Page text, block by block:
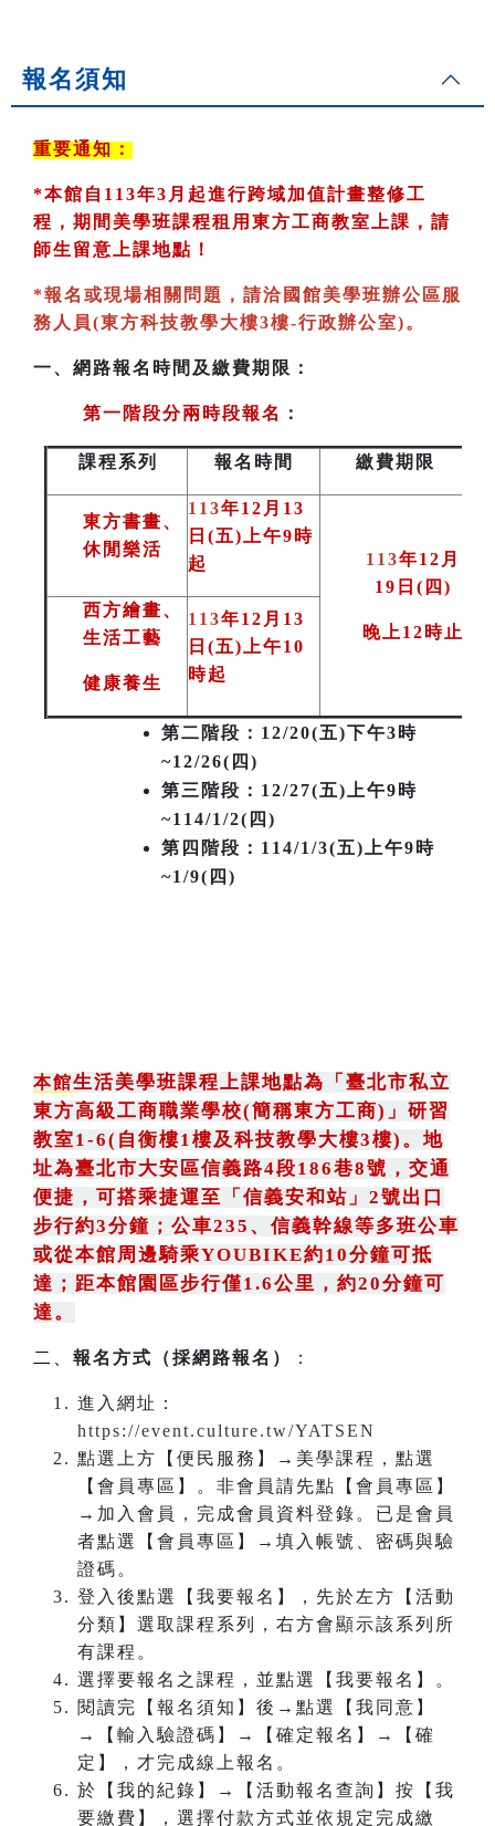
報名須知
重要通知：
*本館自113年3月起進行跨域加值計畫整修工
程，期間美學班課程租用東方工商教室
上課，請
師生留意上課地點！
*報名或現場相關問題，請洽國館美學班辦公區服
務人員(東方科技教學大樓3樓-行政辦公室)。
一、 網路報名時間及繳費期限：
第一階段分兩時段報名 ：
課程系列 報名時間 繳費期限
東方書畫、
休閒樂活
113年12月13
日(五)上午9時
起
113年12月
19日(四)
晚上12時止
西方繪畫、
生活工藝
健康養生
113年12月13
日(五)上午10
時起
第二階段 ：12/20(五)下午3時
~12/26(四)
第三階段 ：12/27(五)上午9時
~114/1/2(四)
第四階段：114/1/3(五)上午9時
~1/9(四)
本館生活美學班課程上課地點為 「 臺北市私立
東方高級工商職業學校(簡稱東方工商) 」 研習
教室1-6(自衡樓1樓及科技教學大樓3樓)。地
址為臺北市大安區信義路4段186巷8號 ， 交通
便捷，可搭乘捷運至「信義安和站」2號出口
步行約3分鐘 ； 公車235 、 信義幹線等多班公車
或從本館周邊騎乘YOUBIKE約10分鐘可抵
達；距本館園區步行僅1.6公里，約20分鐘可
達。
二、 報名方式（採網路報名） ：
進入網址：
https://event.culture.tw/YATSEN
點選上方【便民服務】→美學課程，點選
【會員專區】。非會員請先點【會員專區】
→加入會員，完成會員資料登錄。已是會員
者點選【會員專區】→填入帳號、密碼與驗
證碼。
登入後點選【我要報名】，先於左方【活動
分類】選取課程系列，右方會顯示該系列所
有課程。
選擇要報名之課程，並點選【我要報名】。
閱讀完【報名須知】後→點選【我同意】
→【輸入驗證碼】→【確定報名】→【確
定】，才完成線上報名。
於【我的紀錄】→【活動報名查詢】按【我
要繳費】，選擇付款方式並依規定完成繳